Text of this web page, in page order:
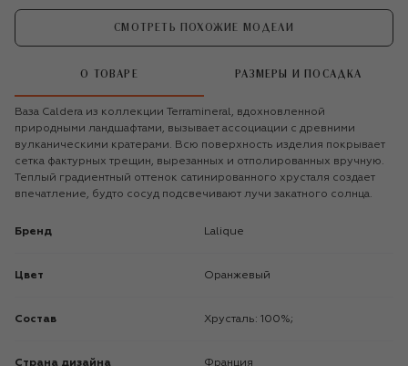
СМОТРЕТЬ ПОХОЖИЕ МОДЕЛИ
О ТОВАРЕ РАЗМЕРЫ И ПОСАДКА
Ваза Caldera из коллекции Terramineral, вдохновленной
природными ландшафтами, вызывает ассоциации с древними
вулканическими кратерами. Всю поверхность изделия покрывает
сетка фактурных трещин, вырезанных и отполированных вручную.
Теплый градиентный оттенок сатинированного хрусталя создает
впечатление, будто сосуд подсвечивают лучи закатного солнца.
Бренд Lalique
Цвет Оранжевый
Состав Хрусталь: 100%;
Страна дизайна Франция